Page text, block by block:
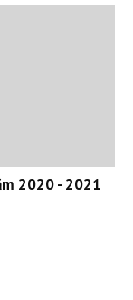
2020 - 2021